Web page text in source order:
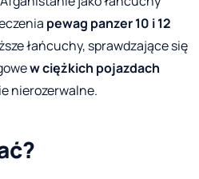
pewag panzer 10 i 12
łańcuchy, sprawdzające się
w ciężkich pojazdach
nierozerwalne.